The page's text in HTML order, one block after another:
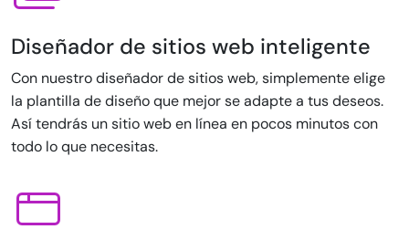
Diseñador de sitios web inteligente
Con nuestro diseñador de sitios web, simplemente elige
la plantilla de diseño que mejor se adapte a tus deseos.
Así tendrás un sitio web en línea en pocos minutos con
todo lo que necesitas.